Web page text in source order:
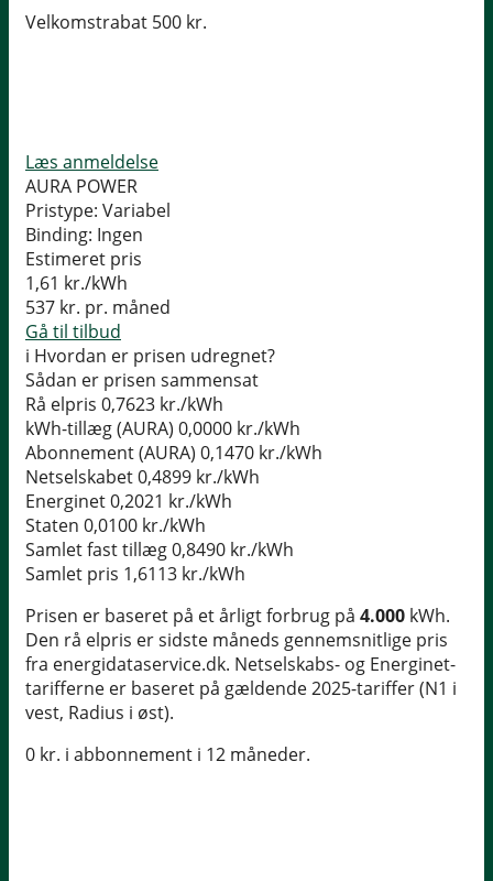
Velkomstrabat 500 kr.
Læs anmeldelse
AURA POWER
Pristype: Variabel
Binding: Ingen
Estimeret pris
1,61 kr./kWh
537 kr. pr. måned
Gå til tilbud
i Hvordan er prisen udregnet?
Sådan er prisen sammensat
Rå elpris 0,7623 kr./kWh
kWh-tillæg (AURA) 0,0000 kr./kWh
Abonnement (AURA) 0,1470 kr./kWh
Netselskabet0,4899 kr./kWh
Energinet0,2021 kr./kWh
Staten 0,0100 kr./kWh
Samlet fast tillæg0,8490 kr./kWh
Samlet pris 1,6113 kr./kWh
Prisen er baseret på et årligt forbrug på 4.000 kWh.
Den rå elpris er sidste måneds gennemsnitlige pris
fra energidataservice.dk. Netselskabs- og Energinet-
tarifferne er baseret på gældende 2025-tariffer (N1 i
vest, Radius i øst).
0 kr. i abbonnement i 12 måneder.